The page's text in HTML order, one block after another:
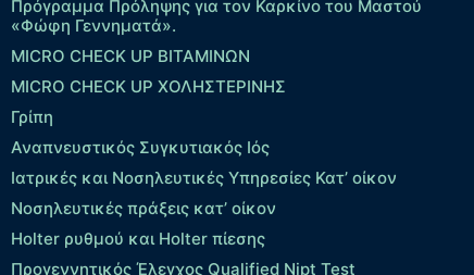
Πρόγραμμα Πρόληψης για τον Καρκίνο του Μαστού
«Φώφη Γεννηματά».
MICRO CHECK UP ΒΙΤΑΜΙΝΩΝ
MICRO CHECK UP ΧΟΛΗΣΤΕΡΙΝΗΣ
Γρίπη
Αναπνευστικός Συγκυτιακός Ιός
Ιατρικές και Νοσηλευτικές Υπηρεσίες Κατ’ οίκον
Νοσηλευτικές πράξεις κατ’ οίκον
Holter ρυθμού και Holter πίεσης
Προγεννητικός Έλεγχος Qualified Nipt Test